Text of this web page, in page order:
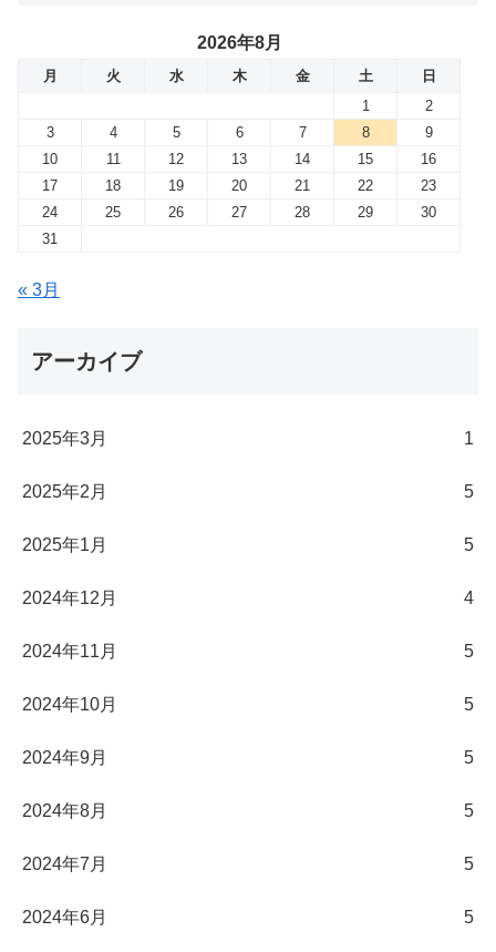
2026年8月
月 火 水 木 金 土
日
1
2
3
4 5 6 7 8
9
10
11 12 13 14 15
16
17
18 19 20 21 22
23
24
25 26 27 28 29
30
31
« 3月
アーカイブ
2025年3月 1
2025年2月 5
2025年1月 5
2024年12月 4
2024年11月 5
2024年10月 5
2024年9月 5
2024年8月 5
2024年7月 5
2024年6月 5